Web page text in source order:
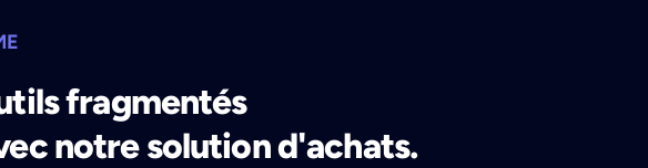
fragmentés
notre solution d'achats.